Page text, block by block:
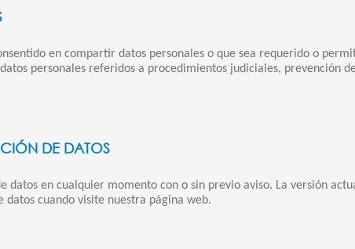
en compartir datos personales o que sea requerido o
personales referidos a procedimientos judiciales, prevención
DE DATOS
en cualquier momento con o sin previo aviso. La versión
cuando visite nuestra página web.